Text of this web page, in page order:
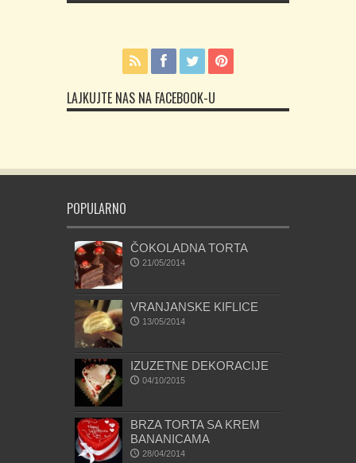
LAJKUJTE NAS NA FACEBOOK-U
POPULARNO
ČOKOLADNA TORTA
21/05/2014
VRANJANSKE KIFLICE
13/05/2014
IZUZETNE DEKORACIJE
04/10/2015
BRZA TORTA SA KREM
BANANICAMA
28/04/2014